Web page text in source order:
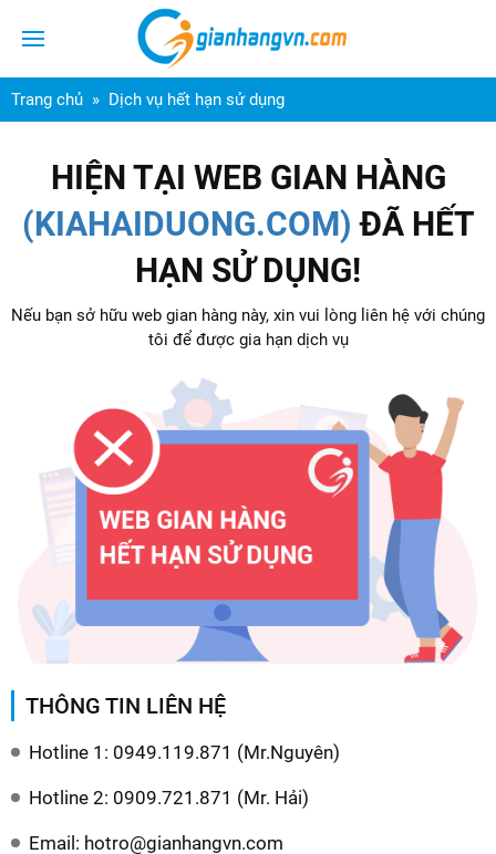
Trang chủ Dịch vụ hết hạn sử dụng
HIỆN TẠI WEB GIAN HÀNG
(KIAHAIDUONG.COM) ĐÃ HẾT
HẠN SỬ DỤNG!
Nếu bạn sở hữu web gian hàng này, xin vui lòng liên hệ với chúng
tôi để được gia hạn dịch vụ
THÔNG TIN LIÊN HỆ
Hotline 1: 0949.119.871 (Mr.Nguyên)
Hotline 2: 0909.721.871 (Mr. Hải)
Email: hotro@gianhangvn.com